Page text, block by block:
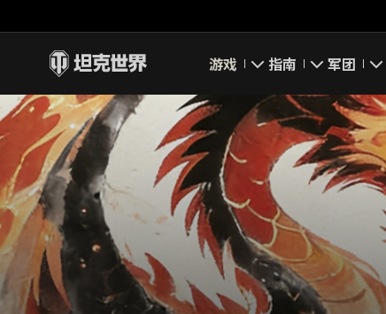
游戏
即刻下载
新闻
坦克百科
评级
指南
新手指南
高级用户
完整指南
经济系统
游戏规则
军团
要塞
领土战
军团评级
军团页面